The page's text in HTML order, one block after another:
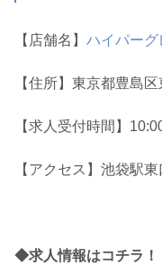
【店舗名】 ハイパーグ
【住所】東京都豊島
【求人受付時間】
【アクセス】池袋駅
◆求人情報はコチラ！